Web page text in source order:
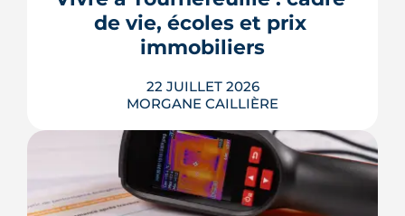
de 3,2 % en 2026, la note grimpe vite.
Voici les leviers concrets pour r...
LIRE L'ARTICLE
de vie, écoles et prix
immobiliers
22 JUILLET 2026
MORGANE CAILLIÈRE